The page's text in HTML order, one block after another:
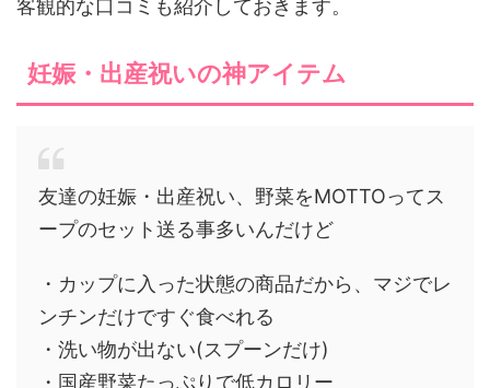
客観的な口コミも紹介しておきます。
妊娠・出産祝いの神アイテム
友達の妊娠・出産祝い、野菜をMOTTOってス
ープのセット送る事多いんだけど
・カップに入った状態の商品だから、マジでレ
ンチンだけですぐ食べれる
・洗い物が出ない(スプーンだけ)
・国産野菜たっぷりで低カロリー